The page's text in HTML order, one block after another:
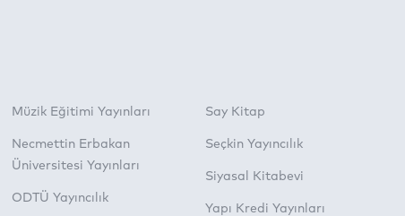
Müzik Eğitimi Yayınları
Necmettin Erbakan
Üniversitesi Yayınları
ODTÜ Yayıncılık
Say Kitap
Seçkin Yayıncılık
Siyasal Kitabevi
Yapı Kredi Yayınları